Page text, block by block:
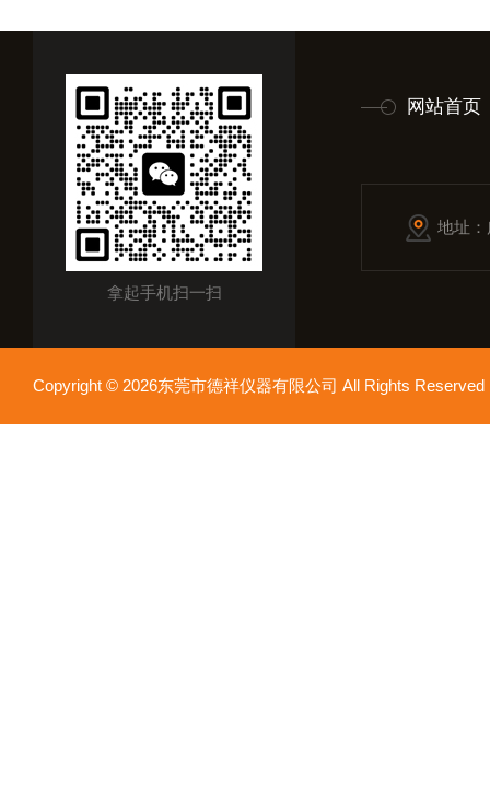
拿起手机扫一扫
网站首页
地址
Copyright © 2026东莞市德祥仪器有限公司 All Rights